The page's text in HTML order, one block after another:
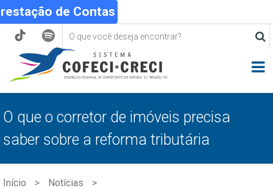
de Contas
O que o corretor de imóveis precisa
saber sobre a reforma tributária
Início Notícias